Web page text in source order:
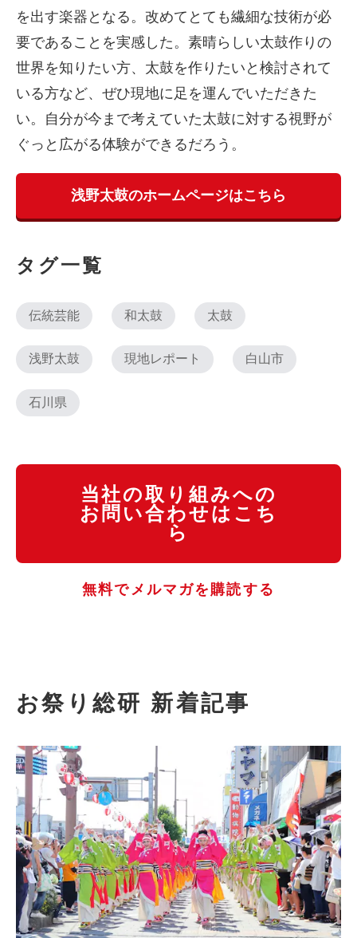
を出す楽器となる。改めてとても繊細な技術が必
要であることを実感した。素晴らしい太鼓作りの
世界を知りたい方、太鼓を作りたいと検討されて
いる方など、ぜひ現地に足を運んでいただきた
い。自分が今まで考えていた太鼓に対する視野が
ぐっと広がる体験ができるだろう。
浅野太鼓のホームページはこちら
タグ一覧
伝統芸能 和太鼓 太鼓
浅野太鼓 現地レポート 白山市
石川県
当社の取り組みへの
お問い合わせはこち
ら
無料でメルマガを購読する
お祭り総研 新着記事